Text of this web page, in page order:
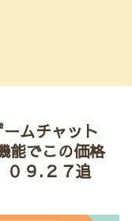
ムチャット
能でこの価格
０９.２７追